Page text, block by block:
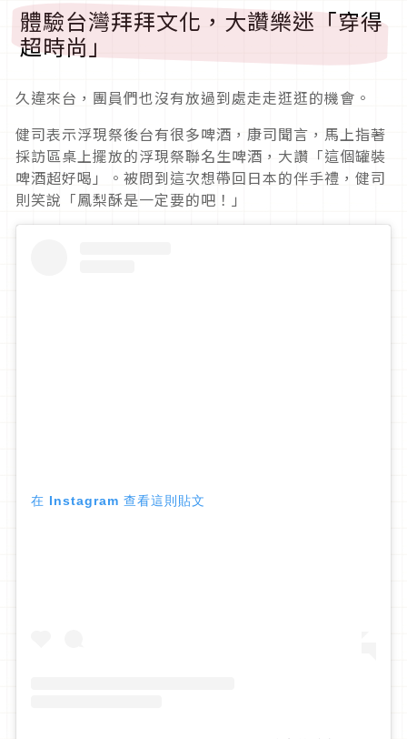
體驗台灣拜拜文化，大讚樂迷「穿得
超時尚」
久違來台，團員們也沒有放過到處走走逛逛的機會。
健司表示浮現祭後台有很多啤酒，康司聞言，馬上指著
採訪區桌上擺放的浮現祭聯名生啤酒，大讚「這個罐裝
啤酒超好喝」。被問到這次想帶回日本的伴手禮，健司
則笑說「鳳梨酥是一定要的吧 ！ 」
在 Instagram 查看這則貼文